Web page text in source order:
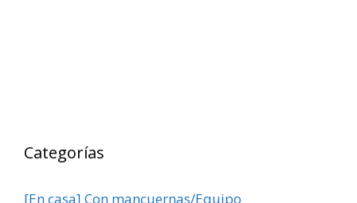
Categorías
[En casa] Con mancuernas/Equipo